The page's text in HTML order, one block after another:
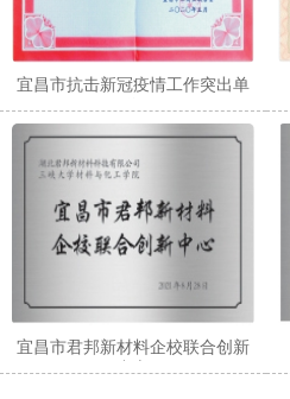
宜昌市抗击新冠疫情工作突出单
位
宜昌市君邦新材料企校联合创新
中心